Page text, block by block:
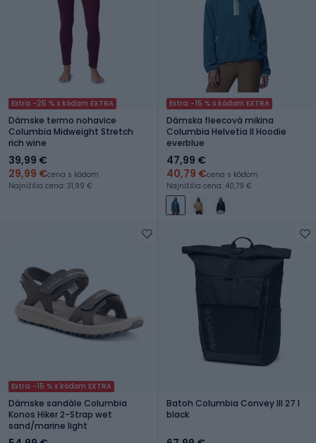
Extra -25 % s kódom EXTRA
Dámske termo nohavice
Columbia Midweight Stretch
rich wine
39,99 €
29,99 €cena s kódom
Najnižšia cena: 31,99 €
Extra -15 % s kódom EXTRA
Dámska fleecová mikina
Columbia Helvetia II Hoodie
everblue
47,99 €
40,79 €cena s kódom
Najnižšia cena: 40,79 €
Extra -15 % s kódom EXTRA
Dámske sandále Columbia
Konos Hiker 2-Strap wet
sand/marine light
Batoh Columbia Convey III 27 l
black